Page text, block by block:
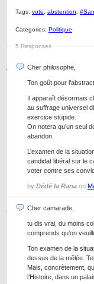
Tags: vote abstention
Categories: Politique
5 Responses
Cher philosophe,
Ton goût pour
Il apparaît désormais
au suffrage universel
exercice stupide.
On notera qu’un seul
abandon.
L’examen de la
candidat libéral sur le
voter contre ses
by Dédé la Rana on
Cher camarade,
tu dis vrai, du moins
comprends qu’on
Ton examen de la
dessus de la mêlée.
Mais, concrètement,
l’Histoire, dans un